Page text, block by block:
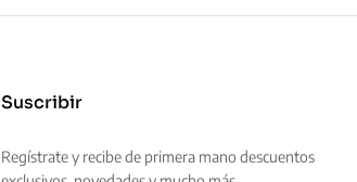
Suscribir
Regístrate y recibe de primera mano descuentos